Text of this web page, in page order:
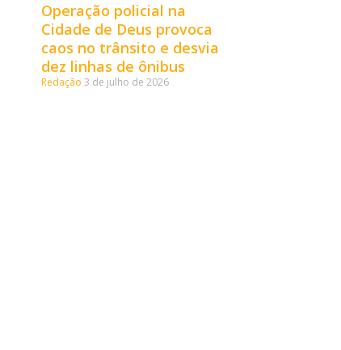
Operação policial na
Cidade de Deus provoca
caos no trânsito e desvia
dez linhas de ônibus
Redação 3 de julho de 2026